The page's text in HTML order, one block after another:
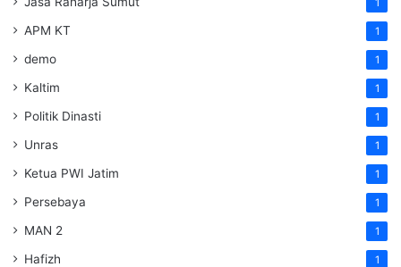
APM KT 1
demo 1
Kaltim 1
Politik Dinasti 1
Unras 1
Ketua PWI Jatim 1
Persebaya 1
MAN 2 1
Hafizh 1